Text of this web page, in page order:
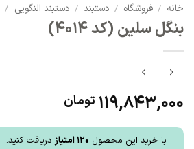
خانه / فروشگاه / دستبند / دستبند النگویی /
بنگل سلین (کد 4014)
119,843,000 تومان
با خرید این محصول 120امتیازدریافت کنید.